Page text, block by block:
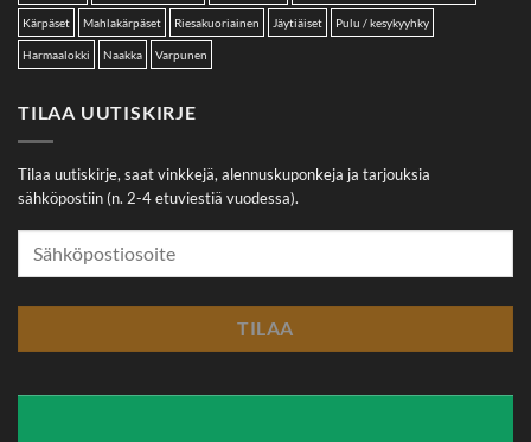
Kärpäset Mahlakärpäset Riesakuoriainen Jäytiäiset Pulu / kesykyyhky
Harmaalokki Naakka Varpunen
TILAA UUTISKIRJE
Tilaa uutiskirje, saat vinkkejä, alennuskuponkeja ja tarjouksia
sähköpostiin (n. 2-4 etuviestiä vuodessa).